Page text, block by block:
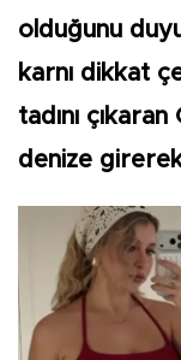
olduğunu
karnı dikkat
tadını
denize